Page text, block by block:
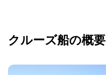
クルーズ船の概要